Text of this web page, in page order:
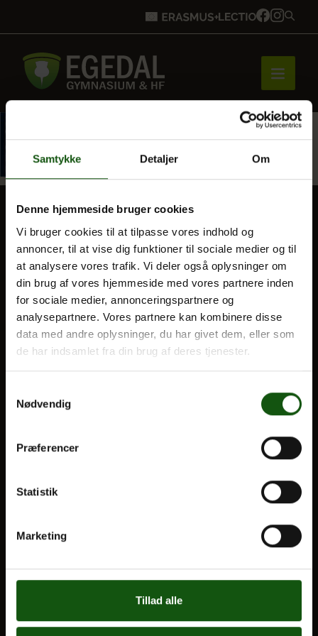
Samtykke Detaljer Om
Denne hjemmeside bruger cookies
Vi bruger cookies til at tilpasse vores indhold og
annoncer, til at vise dig funktioner til sociale medier og til
at analysere vores trafik. Vi deler også oplysninger om
din brug af vores hjemmeside med vores partnere inden
for sociale medier, annonceringspartnere og
analysepartnere. Vores partnere kan kombinere disse
data med andre oplysninger, du har givet dem, eller som
de har indsamlet fra din brug af deres tjenester.
Nødvendig
Præferencer
Statistik
Marketing
Tillad alle
Forside
Bliv elev
Vores uddannelser
Om E.G.
BLIV ELEV
Optagelse
Til forældre
VORES UDDANNELSER
STX
HF
Cookiepolitik
Whistleblowerservice